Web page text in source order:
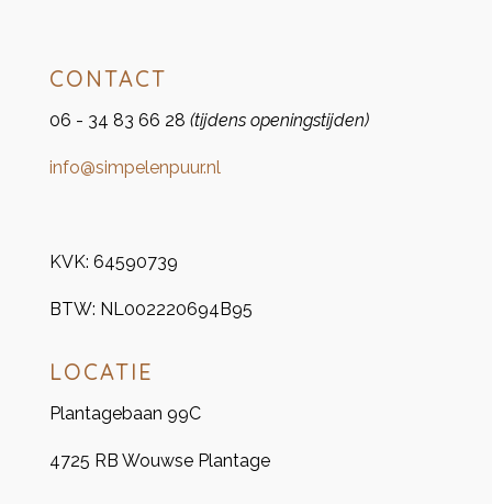
CONTACT
06 - 34 83 66 28 (tijdens openingstijden)
info@simpelenpuur.nl
KVK: 64590739
BTW: NL002220694B95
LOCATIE
Plantagebaan 99C
4725 RB Wouwse Plantage